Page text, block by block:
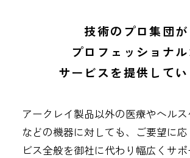
技術のプロ集団が
プロフェッショナ
サービスを提供して
アークレイ製品以外の医療やヘル
などの機器に対しても、ご要望に
ビス全般を御社に代わり幅広くサ